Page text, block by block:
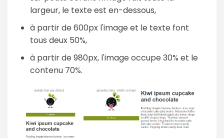
largeur, le texte est en-dessous,
à partir de 600px l'image et le texte font
tous deux 50%,
à partir de 980px, l'image occupe 30% et le
contenu 70%.